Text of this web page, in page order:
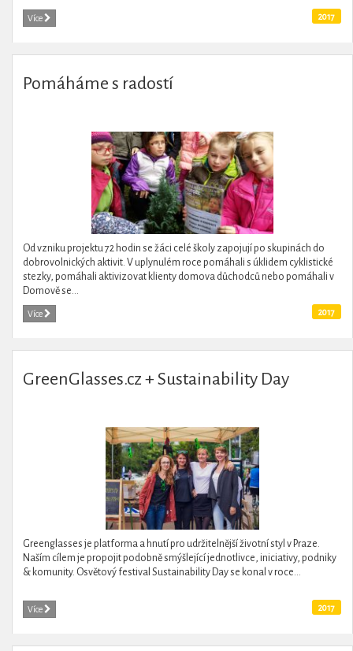
Více 2017
Pomáháme s radostí
Od vzniku projektu 72 hodin se žáci celé školy zapojují po skupinách do
dobrovolnických aktivit. V uplynulém roce pomáhali s úklidem cyklistické
stezky, pomáhali aktivizovat klienty domova důchodců nebo pomáhali v
Domově se...
Více 2017
GreenGlasses.cz + Sustainability Day
Greenglasses je platforma a hnutí pro udržitelnější životní styl v Praze.
Naším cílem je propojit podobně smýšlející jednotlivce, iniciativy, podniky
& komunity. Osvětový festival Sustainability Day se konal v roce...
Více 2017